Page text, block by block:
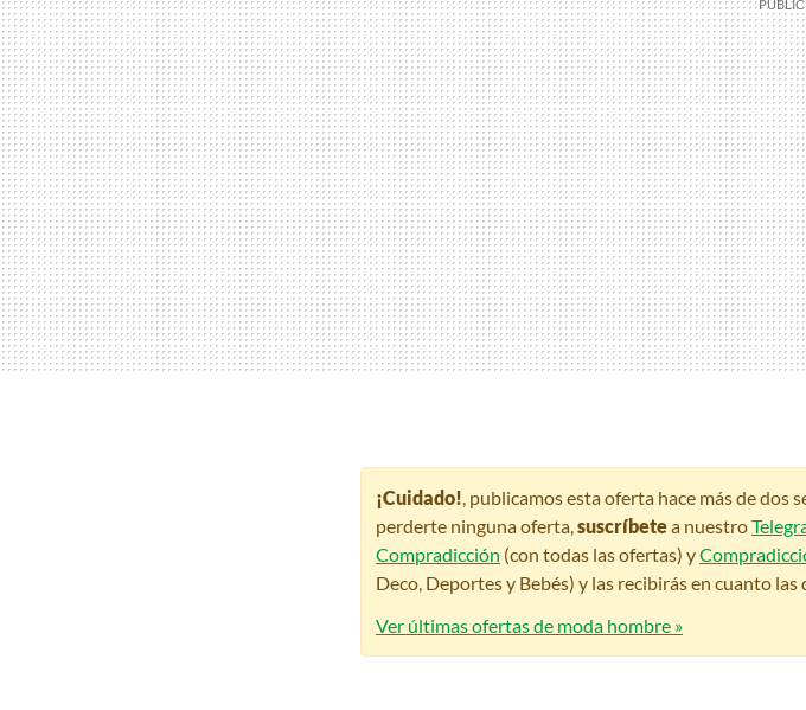
¡Cuidado! , publicamos esta oferta hace más de dos
perderte ninguna oferta, suscríbetea nuestro
Compradicción (con todas las ofertas) y
Deco, Deportes y Bebés) y las recibirás en cuanto las
Ver últimas ofertas de moda hombre »